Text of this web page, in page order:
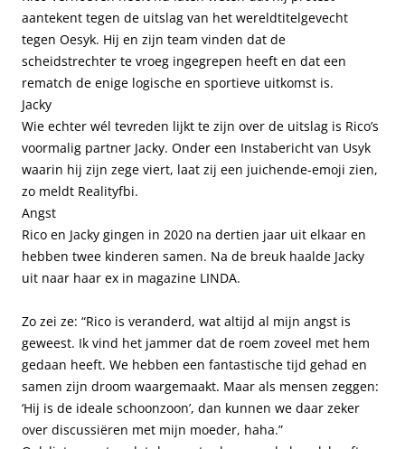
aantekent tegen de uitslag van het wereldtitelgevecht
tegen Oesyk. Hij en zijn team vinden dat de
scheidstrechter te vroeg ingegrepen heeft en dat een
rematch de enige logische en sportieve uitkomst is.
Jacky
Wie echter wél tevreden lijkt te zijn over de uitslag is Rico’s
voormalig partner Jacky. Onder een Instabericht van Usyk
waarin hij zijn zege viert, laat zij een juichende-emoji zien,
zo meldt Realityfbi.
Angst
Rico en Jacky gingen in 2020 na dertien jaar uit elkaar en
hebben twee kinderen samen. Na de breuk haalde Jacky
uit naar haar ex in magazine LINDA.
Zo zei ze: “Rico is veranderd, wat altijd al mijn angst is
geweest. Ik vind het jammer dat de roem zoveel met hem
gedaan heeft. We hebben een fantastische tijd gehad en
samen zijn droom waargemaakt. Maar als mensen zeggen:
‘Hij is de ideale schoonzoon’, dan kunnen we daar zeker
over discussiëren met mijn moeder, haha.”